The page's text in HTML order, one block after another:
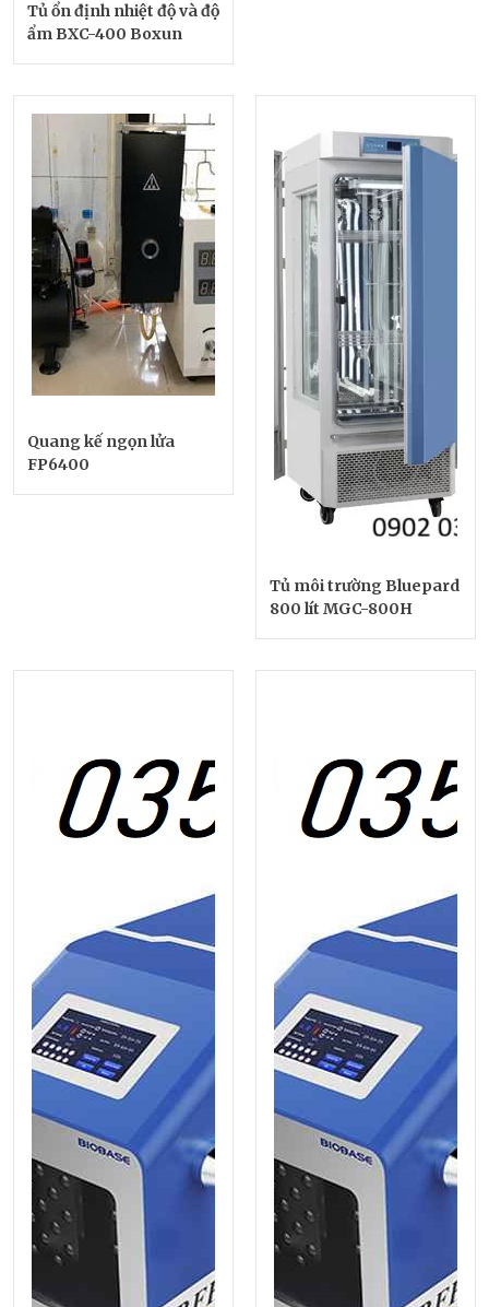
Tủ ổn định nhiệt độ và độ
ẩm BXC-400 Boxun
Quang kế ngọn lửa
FP6400
Tủ môi trường Bluepard
800 lít MGC-800H